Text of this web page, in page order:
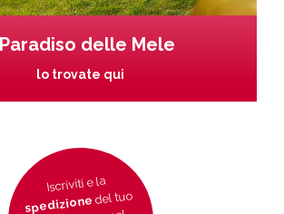
delle Mele
lo trovate qui
Iscriviti e la
spedizionedel tuo